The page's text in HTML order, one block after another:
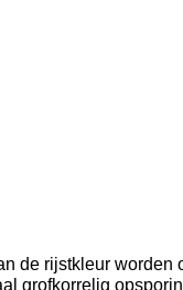
de rijstkleur worden
grofkorrelig